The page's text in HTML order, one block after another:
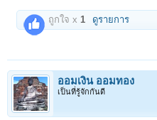
ถูกใจ x1 ดูรายการ
ออมเงิน ออมทอง
เป็นที่รู้จักกันดี